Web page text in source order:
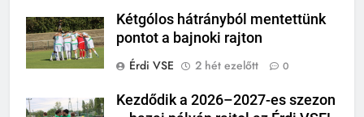
Kétgólos hátrányból mentettünk
pontot a bajnoki rajton
Érdi VSE
2 hét ezelőtt 0
Kezdődik a 2026–2027-es szezon